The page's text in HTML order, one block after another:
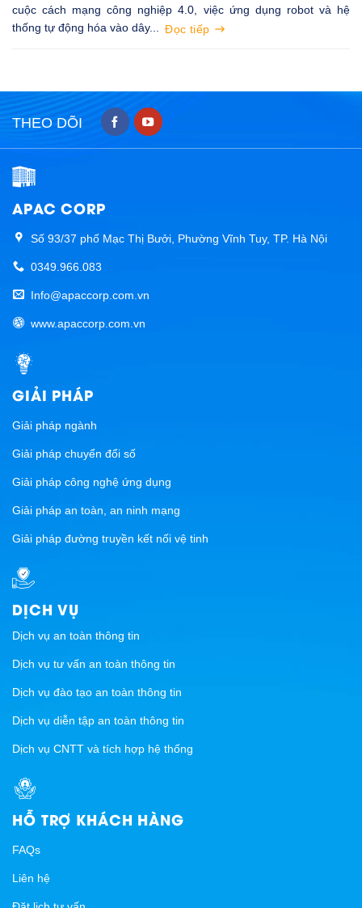
cuộc cách mạng công nghiệp 4.0, việc ứng dụng robot và hệ
thống tự động hóa vào dây... Đọc tiếp
THEO DÕI
APAC CORP
Số 93/37 phố Mạc Thị Bưởi, Phường Vĩnh Tuy, TP. Hà Nội
0349.966.083
Info@apaccorp.com.vn
www.apaccorp.com.vn
GIẢI PHÁP
Giải pháp ngành
Giải pháp chuyển đổi số
Giải pháp công nghệ ứng dụng
Giải pháp an toàn, an ninh mạng
Giải pháp đường truyền kết nối vệ tinh
DỊCH VỤ
Dịch vụ an toàn thông tin
Dịch vụ tư vấn an toàn thông tin
Dịch vụ đào tạo an toàn thông tin
Dịch vụ diễn tập an toàn thông tin
Dịch vụ CNTT và tích hợp hệ thống
HỖ TRỢ KHÁCH HÀNG
FAQs
Liên hệ